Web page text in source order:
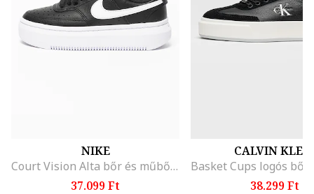
NIKE
Court Vision Alta bőr és műbőr flatform sneaker, Fehér/Fekete
37.099 Ft
CALVIN
38.299 Ft